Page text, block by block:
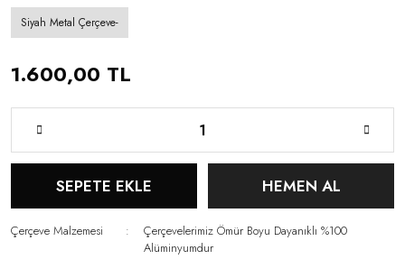
Siyah Metal Çerçeve-
1.600,00 TL
SEPETE EKLE HEMEN AL
Çerçeve Malzemesi
Çerçevelerimiz Ömür Boyu Dayanıklı %100
Alüminyumdur